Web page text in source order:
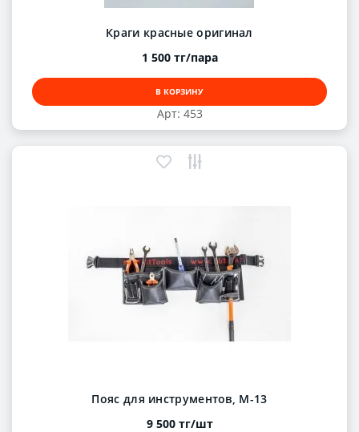
Арт: 453
Краги красные оригинал
1 500 тг/пара
В КОРЗИНУ
Пояс для инструментов, М-13
9 500 тг/шт